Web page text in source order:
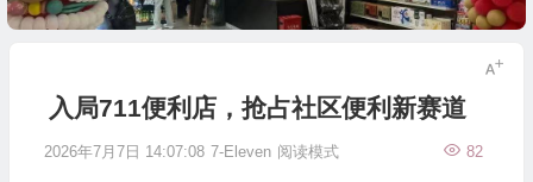
入局711便利店，抢占社区便利新赛道
2026年7月7日 14:07:08 7-Eleven 82
阅读模式